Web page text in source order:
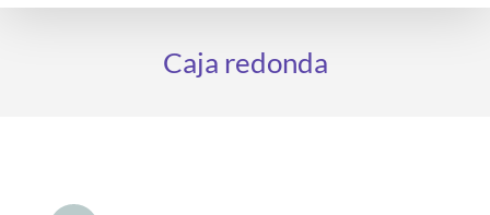
Caja redonda